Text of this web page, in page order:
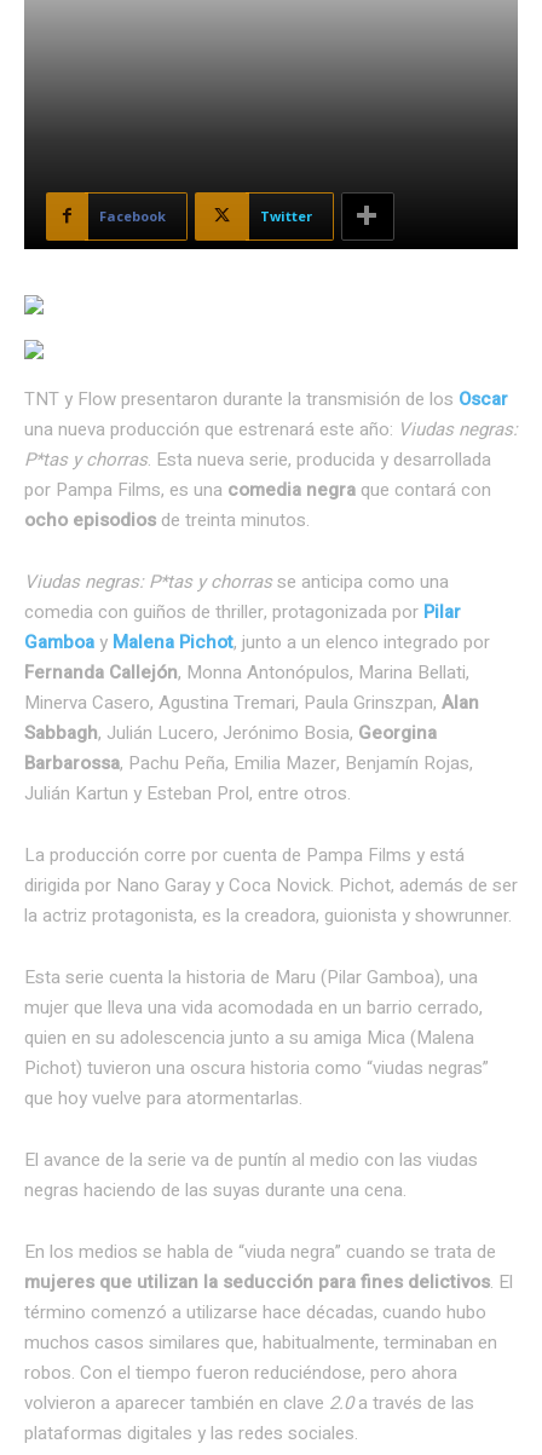
Facebook Twitter
TNT y Flow presentaron durante la transmisión de los Oscar
una nueva producción que estrenará este año: Viudas negras:
P*tas y chorras. Esta nueva serie, producida y desarrollada
por Pampa Films, es una comedia negra que contará con
ocho episodios de treinta minutos.
Viudas negras: P*tas y chorrasse anticipa como una
comedia con guiños de thriller, protagonizada por Pilar
Gamboay Malena Pichot, junto a un elenco integrado por
Fernanda Callejón, Monna Antonópulos, Marina Bellati,
Minerva Casero, Agustina Tremari, Paula Grinszpan, Alan
Sabbagh, Julián Lucero, Jerónimo Bosia, Georgina
Barbarossa, Pachu Peña, Emilia Mazer, Benjamín Rojas,
Julián Kartun y Esteban Prol, entre otros.
La producción corre por cuenta de Pampa Films y está
dirigida por Nano Garay y Coca Novick. Pichot, además de ser
la actriz protagonista, es la creadora, guionista y showrunner.
Esta serie cuenta la historia de Maru (Pilar Gamboa), una
mujer que lleva una vida acomodada en un barrio cerrado,
quien en su adolescencia junto a su amiga Mica (Malena
Pichot) tuvieron una oscura historia como “viudas negras”
que hoy vuelve para atormentarlas.
El avance de la serie va de puntín al medio con las viudas
negras haciendo de las suyas durante una cena.
En los medios se habla de “viuda negra” cuando se trata de
mujeres que utilizan la seducción para fines delictivos. El
término comenzó a utilizarse hace décadas, cuando hubo
muchos casos similares que, habitualmente, terminaban en
robos. Con el tiempo fueron reduciéndose, pero ahora
volvieron a aparecer también en clave 2.0a través de las
plataformas digitales y las redes sociales.